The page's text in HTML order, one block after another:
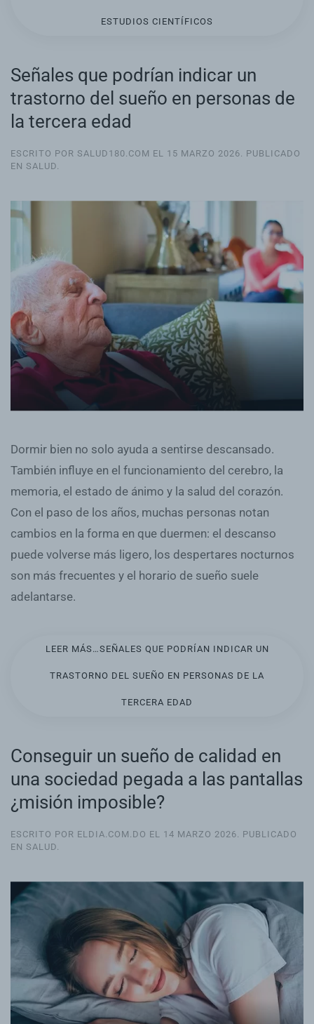
ESTUDIOS CIENTÍFICOS
Señales que podrían indicar un
trastorno del sueño en personas de
la tercera edad
ESCRITO POR SALUD180.COM EL 15 MARZO 2026. PUBLICADO
EN SALUD.
Dormir bien no solo ayuda a sentirse descansado.
También influye en el funcionamiento del cerebro, la
memoria, el estado de ánimo y la salud del corazón.
Con el paso de los años, muchas personas notan
cambios en la forma en que duermen: el descanso
puede volverse más ligero, los despertares nocturnos
son más frecuentes y el horario de sueño suele
adelantarse.
LEER MÁS…SEÑALES QUE PODRÍAN INDICAR UN
TRASTORNO DEL SUEÑO EN PERSONAS DE LA
TERCERA EDAD
Conseguir un sueño de calidad en
una sociedad pegada a las pantallas
¿misión imposible?
ESCRITO POR ELDIA.COM.DO EL 14 MARZO 2026 . PUBLICADO
EN SALUD